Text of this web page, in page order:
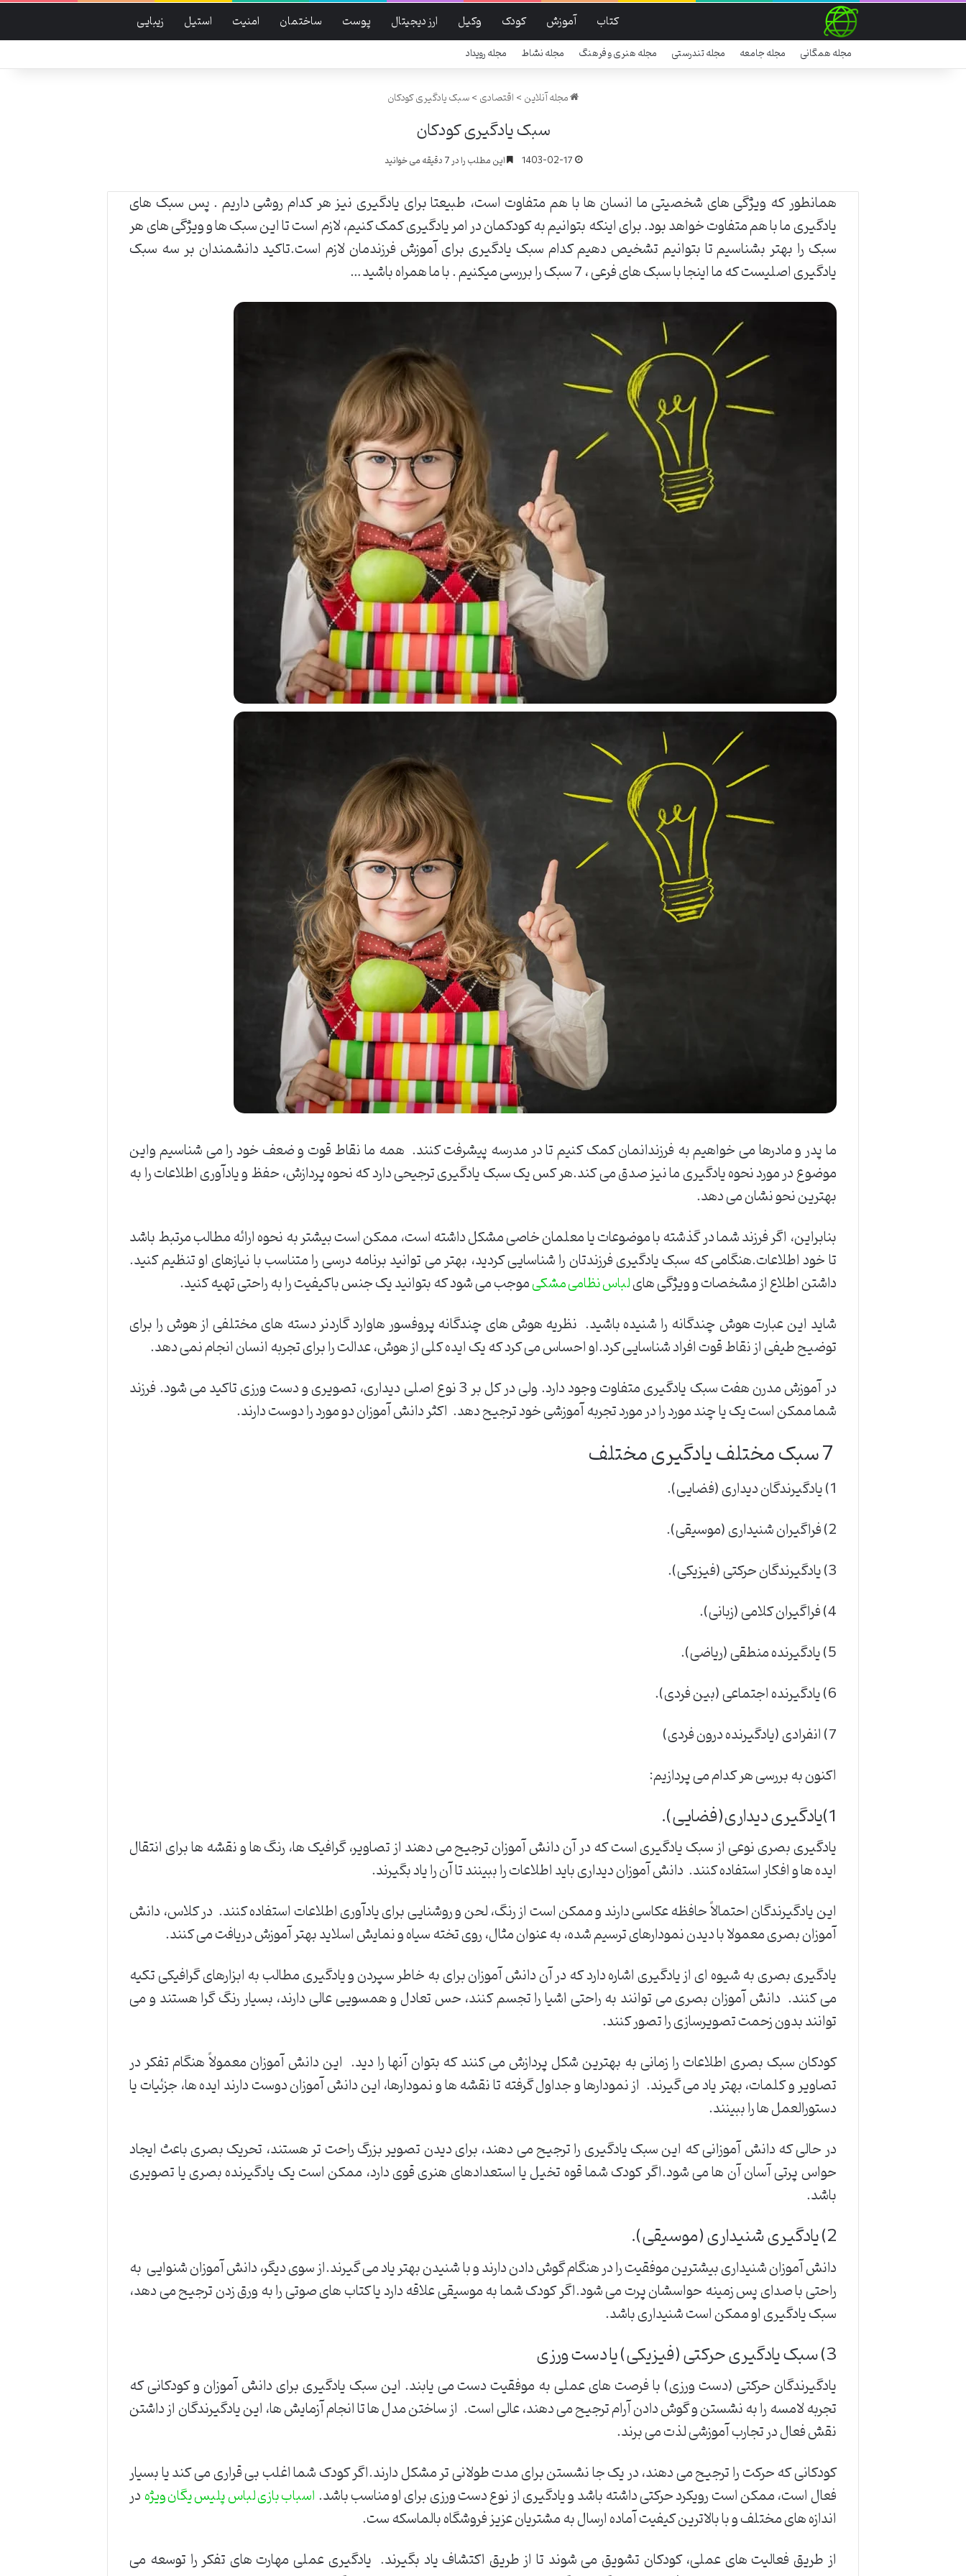
کتاب آموزش کودک وکیل ارز دیجیتال پوست ساختمان امنیت استیل زیبایی
مجله همگانی مجله جامعه مجله تندرستی مجله هنری و فرهنگ مجله نشاط مجله رویداد
مجله آنلاین>اقتصادی>سبک یادگیری کودکان
سبک یادگیری کودکان
1403-02-17 این مطلب را در 7 دقیقه می خوانید
همانطور که ویژگی های شخصیتی ما انسان ها با هم متفاوت است، طبیعتا برای یادگیری نیز هر کدام روشی داریم . پس سبک های
یادگیری ما با هم متفاوت خواهد بود. برای اینکه بتوانیم به کودکمان در امر یادگیری کمک کنیم، لازم است تا این سبک ها و ویژگی های هر
سبک را بهتر بشناسیم تا بتوانیم تشخیص دهیم کدام سبک یادگیری برای آموزش فرزندمان لازم است.تاکید دانشمندان بر سه سبک
یادگیری اصلیست که ما اینجا با سبک های فرعی ، 7 سبک را بررسی میکنیم . با ما همراه باشید…
ما پدر و مادرها می خواهیم به فرزندانمان کمک کنیم تا در مدرسه پیشرفت کنند. همه ما نقاط قوت و ضعف خود را می شناسیم واین
موضوع در مورد نحوه یادگیری ما نیز صدق می کند.هر کس یک سبک یادگیری ترجیحی دارد که نحوه پردازش، حفظ و یادآوری اطلاعات را به
بهترین نحو نشان می دهد.
بنابراین، اگر فرزند شما در گذشته با موضوعات یا معلمان خاصی مشکل داشته است، ممکن است بیشتر به نحوه ارائه مطالب مرتبط باشد
تا خود اطلاعات.هنگامی که سبک یادگیری فرزندتان را شناسایی کردید، بهتر می توانید برنامه درسی را متناسب با نیازهای او تنظیم کنید.
داشتن اطلاع از مشخصات و ویژگی هایلباس نظامی مشکیموجب می شود که بتوانید یک جنس باکیفیت را به راحتی تهیه کنید.
شاید این عبارت هوش چندگانه را شنیده باشید. نظریه هوش های چندگانه پروفسور هاوارد گاردنر دسته های مختلفی از هوش را برای
توضیح طیفی از نقاط قوت افراد شناسایی کرد.او احساس می کرد که یک ایده کلی از هوش، عدالت را برای تجربه انسان انجام نمی دهد.
در آموزش مدرن هفت سبک یادگیری متفاوت وجود دارد. ولی در کل بر 3 نوع اصلی دیداری، تصویری و دست ورزی تاکید می شود. فرزند
شما ممکن است یک یا چند مورد را در مورد تجربه آموزشی خود ترجیح دهد. اکثر دانش آموزان دو مورد را دوست دارند.
1) یادگیرندگان دیداری (فضایی).
2) فراگیران شنیداری (موسیقی).
3) یادگیرندگان حرکتی (فیزیکی).
4) فراگیران کلامی (زبانی).
5) یادگیرنده منطقی (ریاضی).
6) یادگیرنده اجتماعی (بین فردی).
7) انفرادی (یادگیرنده درون فردی)
اکنون به بررسی هر کدام می پردازیم:
1)یادگیری دیداری(فضایی).
یادگیری بصری نوعی از سبک یادگیری است که در آن دانش آموزان ترجیح می دهند از تصاویر، گرافیک ها، رنگ ها و نقشه ها برای انتقال
ایده ها و افکار استفاده کنند. دانش آموزان دیداری باید اطلاعات را ببینند تا آن را یاد بگیرند.
این یادگیرندگان احتمالاً حافظه عکاسی دارند و ممکن است از رنگ، لحن و روشنایی برای یادآوری اطلاعات استفاده کنند. در کلاس، دانش
آموزان بصری معمولا با دیدن نمودارهای ترسیم شده، به عنوان مثال، روی تخته سیاه و نمایش اسلاید بهتر آموزش دریافت می کنند.
یادگیری بصری به شیوه ای از یادگیری اشاره دارد که در آن دانش آموزان برای به خاطر سپردن و یادگیری مطالب به ابزارهای گرافیکی تکیه
می کنند. دانش آموزان بصری می توانند به راحتی اشیا را تجسم کنند، حس تعادل و همسویی عالی دارند، بسیار رنگ گرا هستند و می
توانند بدون زحمت تصویرسازی را تصور کنند.
کودکان سبک بصری اطلاعات را زمانی به بهترین شکل پردازش می کنند که بتوان آنها را دید. این دانش آموزان معمولاً هنگام تفکر در
تصاویر و کلمات، بهتر یاد می گیرند. از نمودارها و جداول گرفته تا نقشه ها و نمودارها، این دانش آموزان دوست دارند ایده ها، جزئیات یا
دستورالعمل ها را ببینند.
در حالی که دانش آموزانی که این سبک یادگیری را ترجیح می دهند، برای دیدن تصویر بزرگ راحت تر هستند، تحریک بصری باعث ایجاد
حواس پرتی آسان آن ها می شود.اگر کودک شما قوه تخیل یا استعدادهای هنری قوی دارد، ممکن است یک یادگیرنده بصری یا تصویری
باشد.
2) یادگیری شنیداری (موسیقی).
دانش آموزان شنیداری بیشترین موفقیت را در هنگام گوش دادن دارند و با شنیدن بهتر یاد می گیرند.از سوی دیگر، دانش آموزان شنوایی به
راحتی با صدای پس زمینه حواسشان پرت می شود.اگر کودک شما به موسیقی علاقه دارد یا کتاب های صوتی را به ورق زدن ترجیح می دهد،
سبک یادگیری او ممکن است شنیداری باشد.
3) سبک یادگیری حرکتی (فیزیکی) یا دست ورزی
یادگیرندگان حرکتی (دست ورزی) با فرصت های عملی به موفقیت دست می یابند. این سبک یادگیری برای دانش آموزان و کودکانی که
تجربه لامسه را به نشستن و گوش دادن آرام ترجیح می دهند، عالی است. از ساختن مدل ها تا انجام آزمایش ها، این یادگیرندگان از داشتن
نقش فعال در تجارب آموزشی لذت می برند.
کودکانی که حرکت را ترجیح می دهند، در یک جا نشستن برای مدت طولانی تر مشکل دارند.اگر کودک شما اغلب بی قراری می کند یا بسیار
فعال است، ممکن است رویکرد حرکتی داشته باشد و یادگیری از نوع دست ورزی برای او مناسب باشد.اسباب بازی لباس پلیس یگان ویژهدر
اندازه های مختلف و با بالاترین کیفیت آماده ارسال به مشتریان عزیز فروشگاه بالماسکه ست.
از طریق فعالیت های عملی، کودکان تشویق می شوند تا از طریق اکتشاف یاد بگیرند. یادگیری عملی مهارت های تفکر را توسعه می